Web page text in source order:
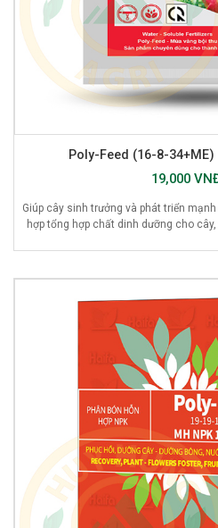
Poly-Feed (16-8-
19,000
Giúp cây sinh trưởng và phát triển
hợp tổng hợp chất dinh dưỡng cho